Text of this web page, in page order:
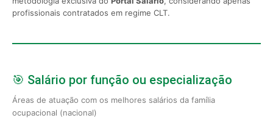
profissionais contratados em regime CLT.
🎯 Salário por função ou especialização
Áreas de atuação com os melhores salários da família
ocupacional (nacional)